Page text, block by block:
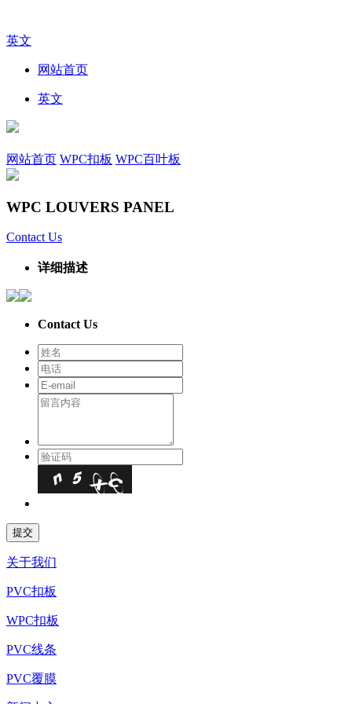
英文
网站首页
英文
网站首页 WPC扣板 WPC百叶板
WPC LOUVERS PANEL
Contact Us
详细描述
Contact Us
关于我们
PVC扣板
WPC扣板
PVC线条
PVC覆膜